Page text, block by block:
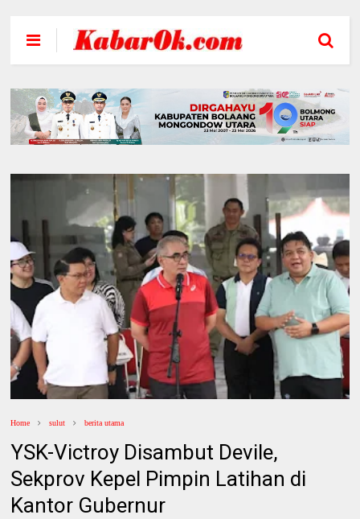
Home sulut berita utama
YSK-Victroy Disambut Devile,
Sekprov Kepel Pimpin Latihan di
Kantor Gubernur